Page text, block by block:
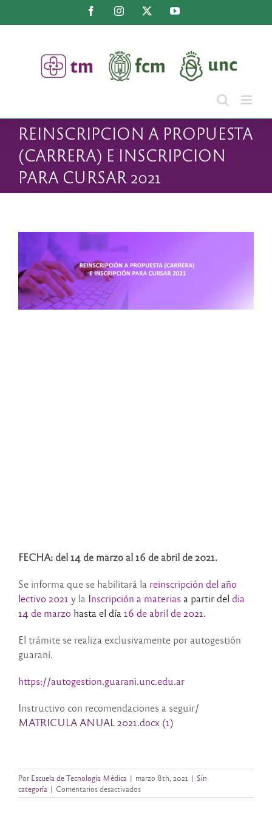
FacebookInstagram YouTube
REINSCRIPCION A PROPUESTA
(CARRERA) E INSCRIPCION
PARA CURSAR 2021
FECHA: del 14 de marzo al 16 de abril de 2021.
Se informa que se habilitará la reinscripción del año
lectivo 2021 y la Inscripción a materias a partir del dia
14 de marzo hasta el día 16 de abril de 2021.
El trámite se realiza exclusivamente por autogestión
guaraní.
https://autogestion.guarani.unc.edu.ar
Instructivo con recomendaciones a seguir/
MATRICULA ANUAL 2021.docx (1)
PorEscuela de Tecnología Médica | marzo 8th, 2021 | Sin
categoría | Comentarios desactivadosen
REINSCRIPCION